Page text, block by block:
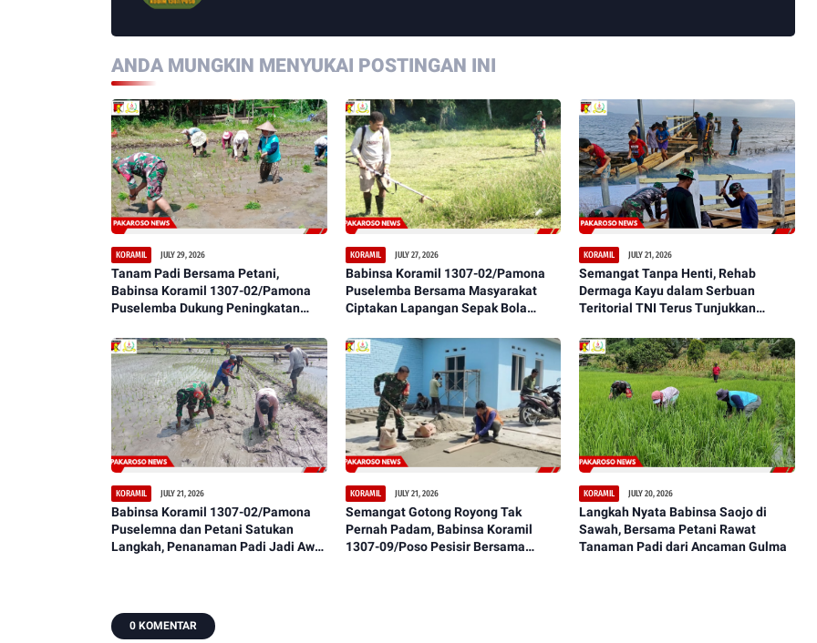
ANDA MUNGKIN MENYUKAI POSTINGAN INI
KORAMIL JULY 29, 2026
Tanam Padi Bersama Petani,
Babinsa Koramil 1307-02/Pamona
Puselemba Dukung Peningkatan
KORAMIL JULY 27, 2026
Babinsa Koramil 1307-02/Pamona
Puselemba Bersama Masyarakat
Ciptakan Lapangan Sepak Bola
KORAMIL JULY 21, 2026
Semangat Tanpa Henti, Rehab
Dermaga Kayu dalam Serbuan
Teritorial TNI Terus Tunjukkan
KORAMIL JULY 21, 2026
Babinsa Koramil 1307-02/Pamona
Puselemna dan Petani Satukan
Langkah, Penanaman Padi Jadi Awal
KORAMIL JULY 21, 2026
Semangat Gotong Royong Tak
Pernah Padam, Babinsa Koramil
1307-09/Poso Pesisir Bersama
KORAMIL JULY 20, 2026
Langkah Nyata Babinsa Saojo di
Sawah, Bersama Petani Rawat
Tanaman Padi dari Ancaman Gulma
0 KOMENTAR